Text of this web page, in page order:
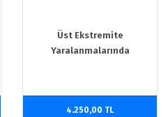
Üst Ekstremite
Yaralanmalarında
4.250,00 TL